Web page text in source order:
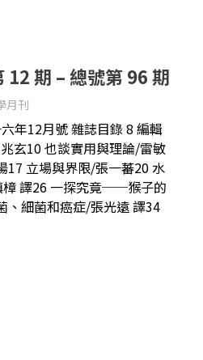
12 期 – 總號第 96 期
月刊
年12月號 雜誌目錄 8 編輯
玄10 也談實用與理論/雷敏
17 立場與界限/張一蕃20 水
樟 譯26 一探究竟──猴子的
、細菌和癌症/張光遠 譯34